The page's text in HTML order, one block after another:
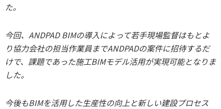
た。
今回、ANDPAD BIMの導入によって若手現場監督はもとよ
り協力会社の担当作業員までANDPADの案件に招待するだ
けで、課題であった施工BIMモデル活用が実現可能となりま
した。
今後もBIMを活用した生産性の向上と新しい建設プロセス